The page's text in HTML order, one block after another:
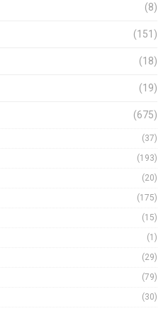
(8)
(151)
(18)
(19)
(675)
(37)
(193)
(20)
(175)
(15)
(1)
(29)
(79)
(30)